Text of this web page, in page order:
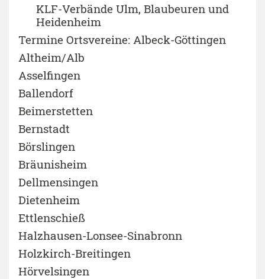
KLF-Verbände Ulm, Blaubeuren und
Heidenheim
Termine Ortsvereine: Albeck-Göttingen
Altheim/Alb
Asselfingen
Ballendorf
Beimerstetten
Bernstadt
Börslingen
Bräunisheim
Dellmensingen
Dietenheim
Ettlenschieß
Halzhausen-Lonsee-Sinabronn
Holzkirch-Breitingen
Hörvelsingen